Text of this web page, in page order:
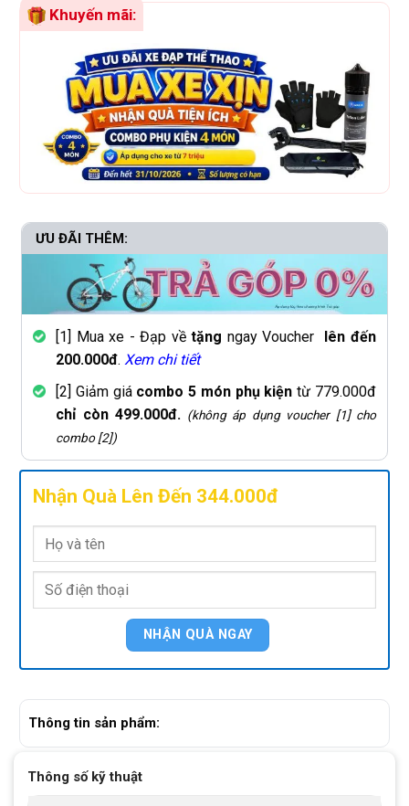
Khuyến mãi:
ƯU ĐÃI THÊM:
[1] Mua xe - Đạp vềtặng ngay Voucher lên đến
200.000đ. Xem chi tiết
[2] Giảm giá combo 5 món phụ kiện từ 779.000đ
chỉ còn 499.000đ. (không áp dụng voucher [1] cho
combo [2])
Nhận Quà Lên Đến 344.000đ
Thông tin sản phẩm:
Thông số kỹ thuật